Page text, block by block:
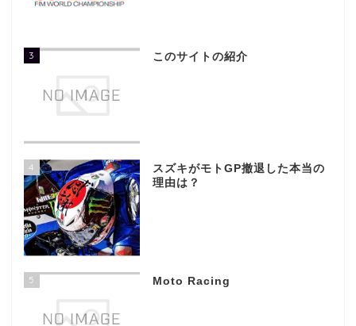
3 このサイトの紹介
4
スズキがモトGP撤退した本当の
理由は？
5 Moto Racing